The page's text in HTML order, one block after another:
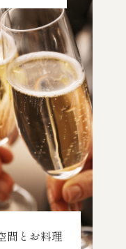
間とお料理